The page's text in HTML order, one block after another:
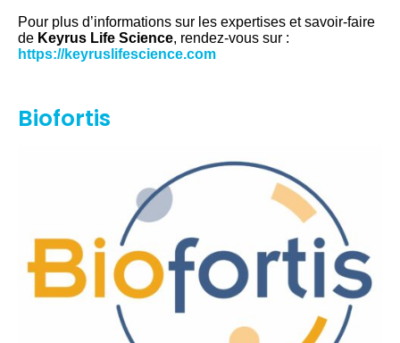
Pour plus d’informations sur les expertises et savoir-faire
de Keyrus Life Science, rendez-vous sur :
https://keyruslifescience.com
Biofortis